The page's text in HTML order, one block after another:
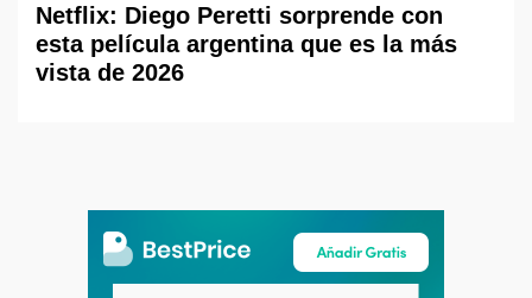
Netflix: Diego Peretti sorprende con
esta película argentina que es la más
vista de 2026